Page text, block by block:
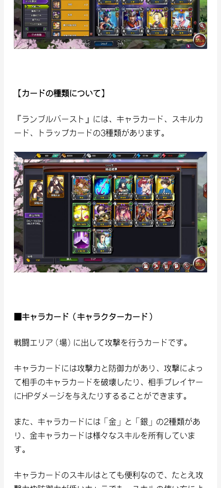
【カードの種類について】
『ランブルバースト』には、キャラカード、スキルカ
ード、トラップカードの3種類があります。
■キャラカード（キャラクターカード）
戦闘エリア(場)に出して攻撃を行うカードです。
キャラカードには攻撃力と防御力があり、攻撃によっ
て相手のキャラカードを破壊したり、相手プレイヤー
にHPダメージを与えたりするることができます。
また、キャラカードには「金」と「銀」の2種類があ
り、金キャラカードは様々なスキルを所有していま
す。
キャラカードのスキルはとても便利なので、たとえ攻